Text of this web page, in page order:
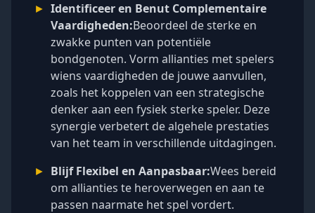
► Identificeer en Benut Complementaire
Vaardigheden:Beoordeel de sterke en
zwakke punten van potentiële
bondgenoten. Vorm allianties met spelers
wiens vaardigheden de jouwe aanvullen,
zoals het koppelen van een strategische
denker aan een fysiek sterke speler. Deze
synergie verbetert de algehele prestaties
van het team in verschillende uitdagingen.
► Blijf Flexibel en Aanpasbaar:Wees bereid
om allianties te heroverwegen en aan te
passen naarmate het spel vordert.